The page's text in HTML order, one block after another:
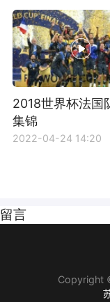
2018世界杯法国
集锦
2022-04-24 14:20
留言
Copyright